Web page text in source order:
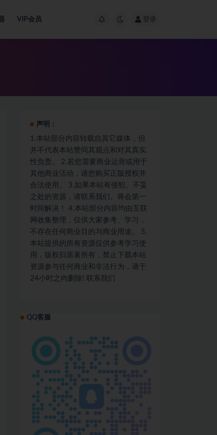
VIP会员 登录
声明：
1.本站部分内容转载自其它媒体，但
并不代表本站赞同其观点和对其真实
性负责。 2.若您需要商业运营或用于
其他商业活动，请您购买正版授权并
合法使用。 3.如果本站有侵犯、不妥
之处的资源，请联系我们。将会第一
时间解决！ 4.本站部分内容均由互联
网收集整理，仅供大家参考、学习，
不存在任何商业目的与商业用途。 5.
本站提供的所有资源仅供参考学习使
用，版权归原著所有，禁止下载本站
资源参与任何商业和非法行为，请于
24小时之内删除! 联系我们
QQ客服